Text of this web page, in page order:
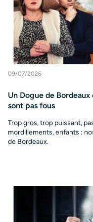
09/07/2026
Un Dogue de
sont pas fous
Trop gros, trop puissant,
mordillements, enfants :
de Bordeaux.